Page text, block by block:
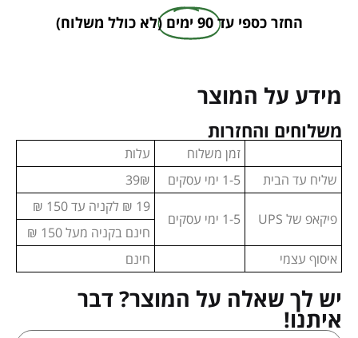
החזר כספי עד 90 ימים (לא כולל משלוח)
מידע על המוצר
משלוחים והחזרות
זמן משלוח
עלות
שליח עד הבית
1-5 ימי עסקים 39₪
פיקאפ של UPS 1-5 ימי עסקים
19 ₪ לקניה עד 150 ₪
חינם בקניה מעל 150 ₪
איסוף עצמי
חינם
יש לך שאלה על המוצר? דבר
איתנו!